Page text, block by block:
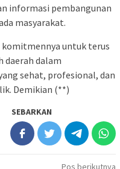
informasi pembangunan
masyarakat.
komitmennya untuk terus
dalam
sehat, profesional, dan
Demikian (**)
SEBARKAN
Pos berikutnya